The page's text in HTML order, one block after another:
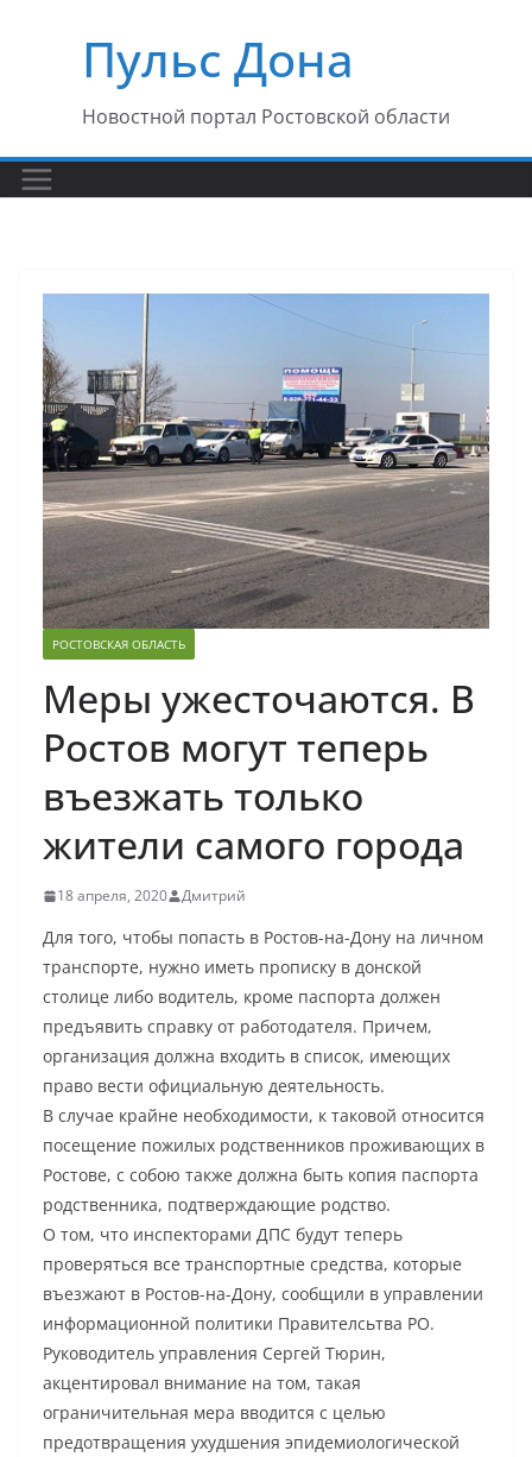
содержимомуПульс Дона
Новостной портал Ростовской области
РОСТОВСКАЯ ОБЛАСТЬ
Меры ужесточаются. В
Ростов могут теперь
въезжать только
жители самого города
18 апреля, 2020 Дмитрий
Для того, чтобы попасть в Ростов-на-Дону на личном
транспорте, нужно иметь прописку в донской
столице либо водитель, кроме паспорта должен
предъявить справку от работодателя. Причем,
организация должна входить в список, имеющих
право вести официальную деятельность.
В случае крайне необходимости, к таковой относится
посещение пожилых родственников проживающих в
Ростове, с собою также должна быть копия паспорта
родственника, подтверждающие родство.
О том, что инспекторами ДПС будут теперь
проверяться все транспортные средства, которые
въезжают в Ростов-на-Дону, сообщили в управлении
информационной политики Правителсьтва РО.
Руководитель управления Сергей Тюрин,
акцентировал внимание на том, такая
ограничительная мера вводится с целью
предотвращения ухудшения эпидемиологической